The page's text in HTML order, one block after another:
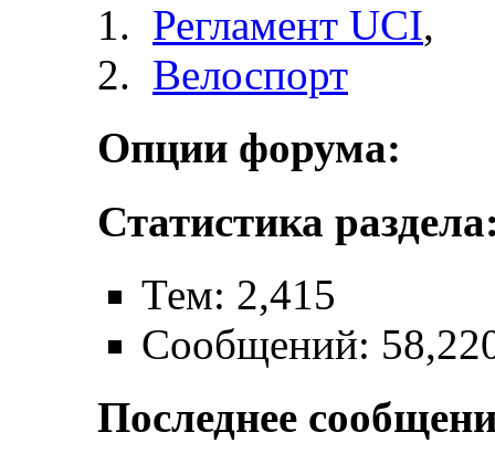
Регламент UCI,
Велоспорт
Опции форума:
Статистика
Тем: 2,415
Сообщений:
Последнее